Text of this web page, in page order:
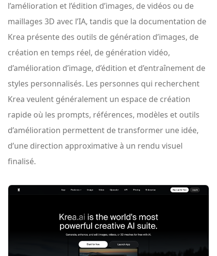
l’amélioration et l’édition d’images, de vidéos ou de
maillages 3D avec l’IA, tandis que la documentation de
Krea présente des outils de génération d’images, de
création en temps réel, de génération vidéo,
d’amélioration d’image, d’édition et d’entraînement de
styles personnalisés. Les personnes qui recherchent
Krea veulent généralement un espace de création
rapide où les prompts, références, modèles et outils
d’amélioration permettent de transformer une idée,
d’une direction approximative à un rendu visuel
finalisé.